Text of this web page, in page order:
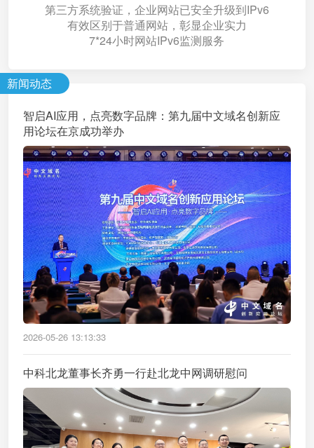
第三方系统验证，企业网站已安全升级到IPv6
有效区别于普通网站，彰显企业实力
7*24小时网站IPv6监测服务
新闻动态
智启AI应用，点亮数字品牌：第九届中文域名创新应
用论坛在京成功举办
2026-05-26 13:13:33
中科北龙董事长齐勇一行赴北龙中网调研慰问